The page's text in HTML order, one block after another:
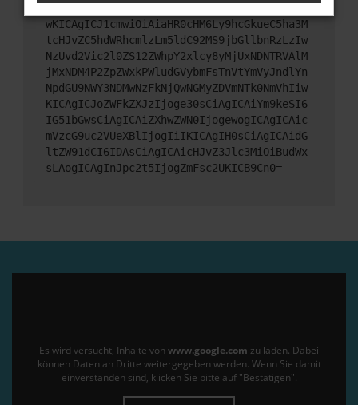
mNvbmZpZyI6IHsKICAgICJtZXRob2QiOiAiR0VUIi
wKICAgICJ1cmwiOiAiaHR0cHM6Ly9hcGkueC5ha3M
tcHJvZC5hdWRhcmlzLm5ldC92MS9jbGllbnRzLzIw
NzUvd2Vic2l0ZS12ZWhpY2xlcy8yMjUxNDNTRVAlM
jMxNDM4P2ZpZWxkPWludGVybmFsTnVtYmVyJndlYn
NpdGU9NWY3NDMwNzFkNjQwNGMyZDVmNTk0NmVhIiw
KICAgICJoZWFkZXJzIjoge30sCiAgICAiYm9keSI6
IG51bGwsCiAgICAiZXhwZWN0IjogewogICAgICAic
mVzcG9uc2VUeXBlIjogIiIKICAgIH0sCiAgICAidG
ltZW91dCI6IDAsCiAgICAicHJvZ3Jlc3MiOiBudWx
sLAogICAgInJpc2t5IjogZmFsc2UKICB9Cn0=
Es wird versucht, Inhalte von www.google.com zu laden. Dabei
können Daten an Dritte weitergegeben werden. Wenn Sie damit
einverstanden sind, klicken Sie bitte auf "Bestätigen".